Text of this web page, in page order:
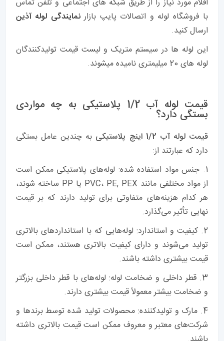
اقلام مورد نیاز را از طریق شبکه های اجتماعی و تلفن تماس
با فروشگاه لوله و اتصالات پایپ بازارنمایندگی لوله آذین
ارسال کنید.
این لوله ها در سیستم متریک و لیست قیمت تولیدکنندگان
لوله های 20 میلیمتری نامیده میشوند.
قیمت لوله آب 1/2 پلاستیکی به چه مواردی
بستگی دارد؟
قیمت لوله آب 1/2 اینچ پلاستیکی
به چندین عامل بستگی
دارد که عبارتند از:
1. جنس مواد استفاده شده: لوله‌های پلاستیکی ممکن است
از مواد مختلفی مانند PVC، PE, PEX یا PP ساخته شوند،
هر کدام هزینه‌های متفاوتی برای تولید دارند که بر قیمت
نهایی تأثیر می‌گذارد.
2. کیفیت و استاندارد: لوله‌هایی که با استانداردهای بالاتری
تولید می‌شوند و دارای کیفیت بالاتری هستند، ممکن است
قیمت بیشتری داشته باشند.
3. قطر داخلی و ضخامت لوله: لوله‌های با قطر داخلی بزرگتر
و ضخامت بیشتر معمولاً قیمت بیشتری دارند.
4. مارک و تولیدکننده: محصولات تولید شده توسط برندها و
شرکت‌های معتبر و معروف ممکن است قیمت بالاتری داشته